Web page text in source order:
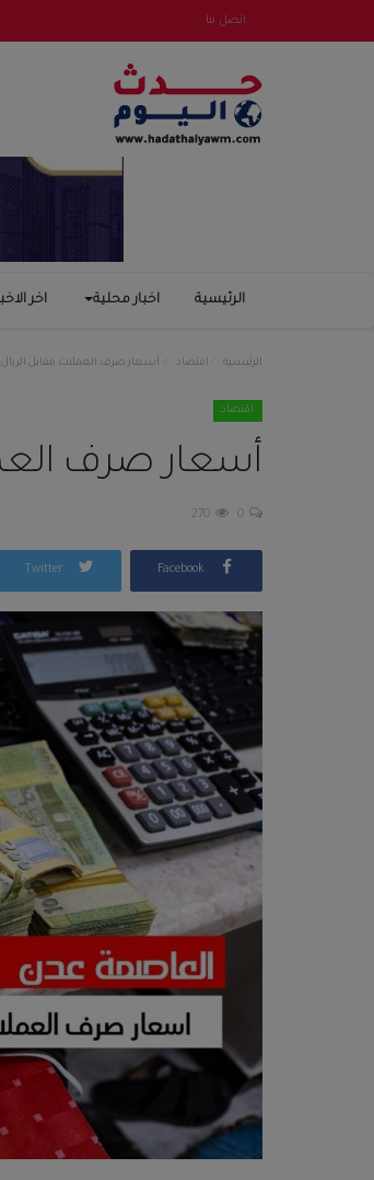
اتصل بنا
الرئيسية اخبار محلية اخر
الرئيسية اقتصاد أسعار صرف العملات مقابل الريال
اقتصاد
أسعار صرف
0
270
Facebook
Twitter